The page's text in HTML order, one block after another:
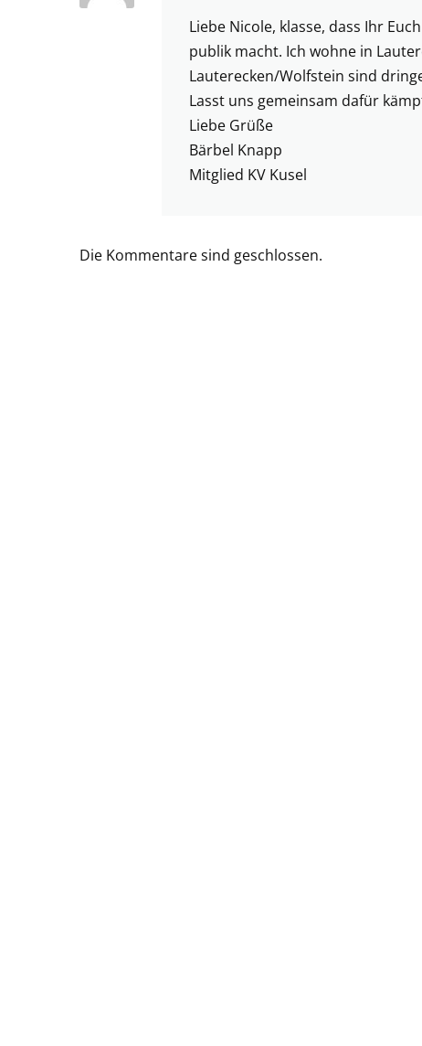
Liebe Nicole, klasse, dass Ihr
publik macht. Ich wohne in
Lauterecken/Wolfstein sind
Lasst uns gemeinsam dafür
Liebe Grüße
Bärbel Knapp
Mitglied KV Kusel
Die Kommentare sind geschlossen.